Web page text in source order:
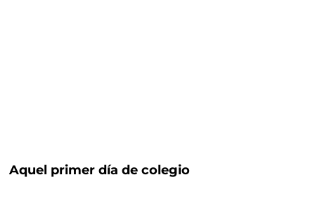
Aquel primer día de colegio